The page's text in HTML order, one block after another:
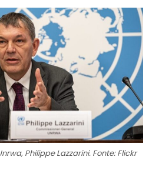
Philippe Lazzarini. Fonte: Flickr